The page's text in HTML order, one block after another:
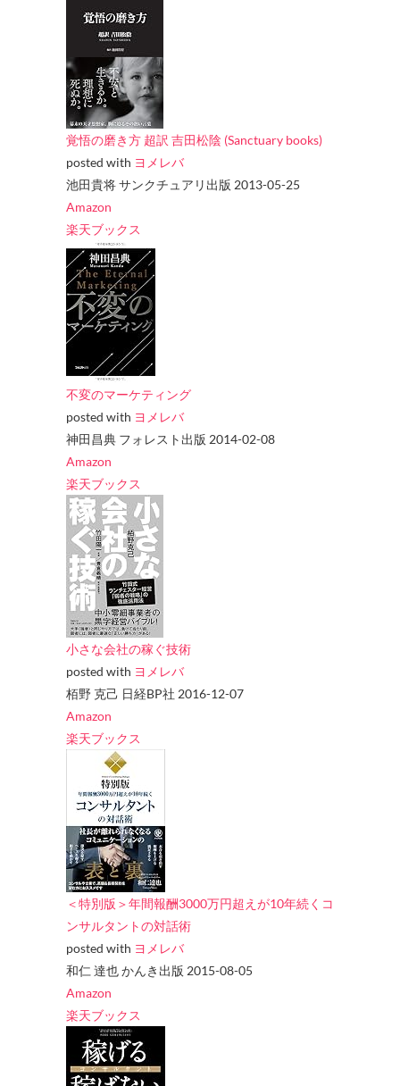
覚悟の磨き方 超訳 吉田松陰 (Sanctuary books)
posted with ヨメレバ
池田貴将 サンクチュアリ出版 2013-05-25
Amazon
楽天ブックス
不変のマーケティング
posted with ヨメレバ
神田昌典 フォレスト出版 2014-02-08
Amazon
楽天ブックス
小さな会社の稼ぐ技術
posted with ヨメレバ
栢野 克己 日経BP社 2016-12-07
Amazon
楽天ブックス
＜特別版＞年間報酬3000万円超えが10年続くコ
ンサルタントの対話術
posted with ヨメレバ
和仁 達也 かんき出版 2015-08-05
Amazon
楽天ブックス